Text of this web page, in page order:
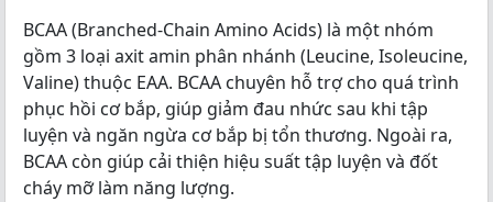
BCAA (Branched-Chain Amino Acids) là một nhóm
gồm 3 loại axit amin phân nhánh (Leucine, Isoleucine,
Valine) thuộc EAA. BCAA chuyên hỗ trợ cho quá trình
phục hồi cơ bắp, giúp giảm đau nhức sau khi tập
luyện và ngăn ngừa cơ bắp bị tổn thương. Ngoài ra,
BCAA còn giúp cải thiện hiệu suất tập luyện và đốt
cháy mỡ làm năng lượng.